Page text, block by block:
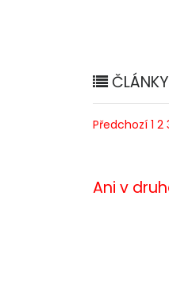
ČLÁNKY
Předchozí 1 2
Ani v